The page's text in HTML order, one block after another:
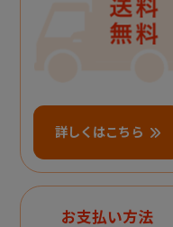
詳しくはこちら
お支払い方法